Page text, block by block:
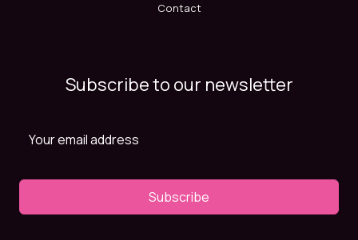
Contact
Subscribe to our newsletter
Subscribe